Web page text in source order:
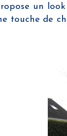
un
touche de